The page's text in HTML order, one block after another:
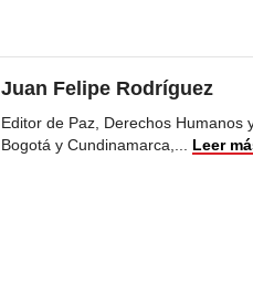
Juan Felipe Rodríguez
Editor de Paz, Derechos Humanos
Bogotá y Cundinamarca,
Leer